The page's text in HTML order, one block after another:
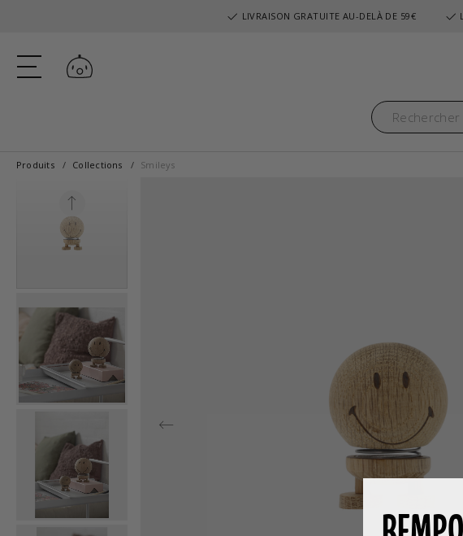
LIVRAISON GRATUITE AU-DELÀ DE 59€
Se connecter
Produits Collections Smileys